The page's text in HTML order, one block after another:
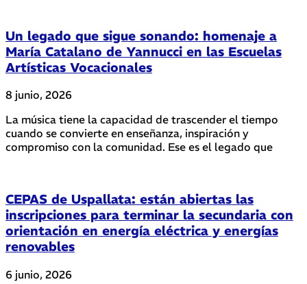
Un legado que sigue sonando: homenaje a
María Catalano de Yannucci en las Escuelas
Artísticas Vocacionales
8 junio, 2026
La música tiene la capacidad de trascender el tiempo
cuando se convierte en enseñanza, inspiración y
compromiso con la comunidad. Ese es el legado que
CEPAS de Uspallata: están abiertas las
inscripciones para terminar la secundaria con
orientación en energía eléctrica y energías
renovables
6 junio, 2026